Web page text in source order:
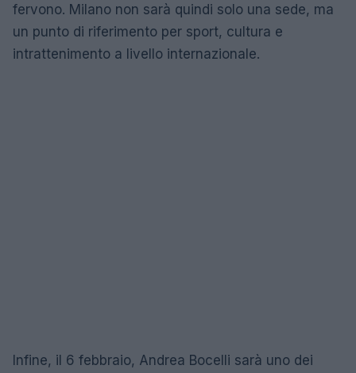
fervono. Milano non sarà quindi solo una sede, ma
un punto di riferimento per sport, cultura e
intrattenimento a livello internazionale.
Infine, il 6 febbraio, Andrea Bocelli sarà uno dei